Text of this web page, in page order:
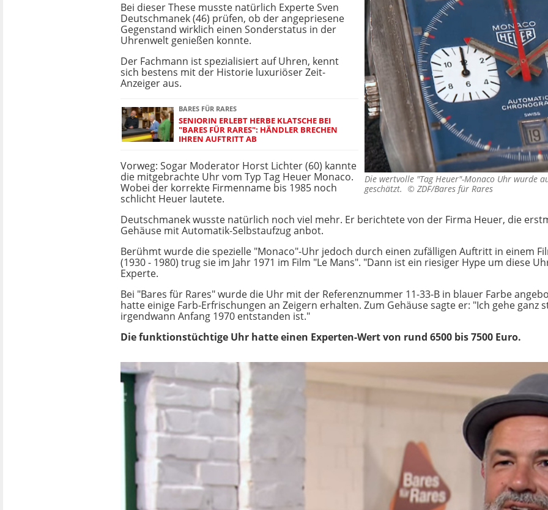
Die wertvolle "Tag Heuer"-Monaco Uhr wurde
geschätzt. © ZDF/Bares für Rares
Bei dieser These musste natürlich Experte Sven
Deutschmanek (46) prüfen, ob der angepriesene
Gegenstand wirklich einen Sonderstatus in der
Uhrenwelt genießen konnte.
Der Fachmann ist spezialisiert auf Uhren, kennt
sich bestens mit der Historie luxuriöser Zeit-
Anzeiger aus.
BARES FÜR RARES
SENIORIN ERLEBT HERBE KLATSCHE BEI
"BARES FÜR RARES": HÄNDLER BRECHEN
IHREN AUFTRITT AB
Vorweg: Sogar Moderator Horst Lichter (60) kannte
die mitgebrachte Uhr vom Typ Tag Heuer Monaco.
Wobei der korrekte Firmenname bis 1985 noch
schlicht Heuer lautete.
Deutschmanek wusste natürlich noch viel mehr. Er berichtete von der Firma Heuer, die
Gehäuse mit Automatik-Selbstaufzug anbot.
Berühmt wurde die spezielle "Monaco"-Uhr jedoch durch einen zufälligen Auftritt in einem
(1930 - 1980) trug sie im Jahr 1971 im Film "Le Mans". "Dann ist ein riesiger Hype um diese
Experte.
Bei "Bares für Rares" wurde die Uhr mit der Referenznummer 11-33-B in blauer Farbe
hatte einige Farb-Erfrischungen an Zeigern erhalten. Zum Gehäuse sagte er: "Ich gehe ganz
irgendwann Anfang 1970 entstanden ist."
Die funktionstüchtige Uhr hatte einen Experten-Wert von rund 6500 bis 7500 Euro.